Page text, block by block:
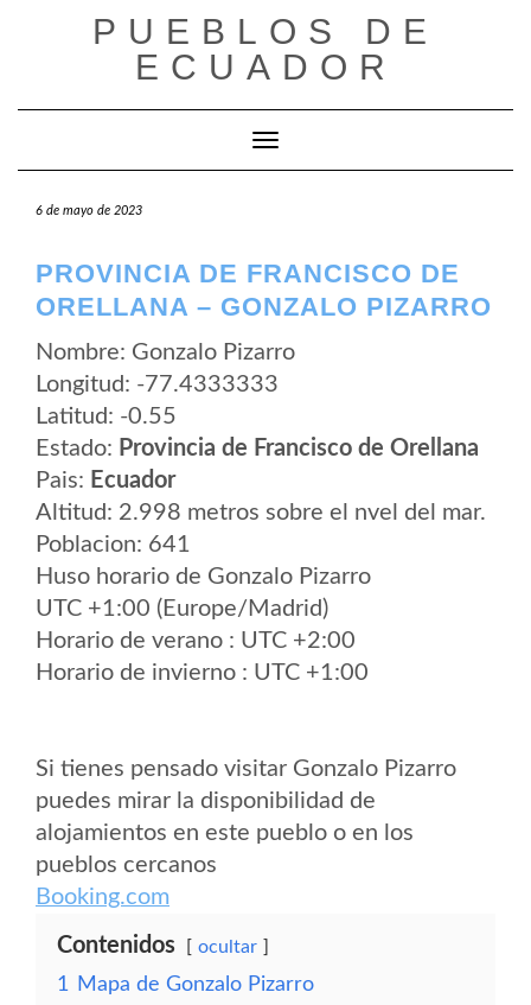
PUEBLOS DE
ECUADOR
Cambiar modo de navegación
6 de mayo de 2023
PROVINCIA DE FRANCISCO DE
ORELLANA – GONZALO PIZARRO
Nombre: Gonzalo Pizarro
Longitud: -77.4333333
Latitud: -0.55
Estado: Provincia de Francisco de Orellana
Pais: Ecuador
Altitud: 2.998 metros sobre el nvel del mar.
Poblacion: 641
Huso horario de Gonzalo Pizarro
UTC +1:00 (Europe/Madrid)
Horario de verano : UTC +2:00
Horario de invierno : UTC +1:00
Si tienes pensado visitar Gonzalo Pizarro
puedes mirar la disponibilidad de
alojamientos en este pueblo o en los
pueblos cercanos
Booking.com
Contenidos ocultar
1
Mapa de Gonzalo Pizarro